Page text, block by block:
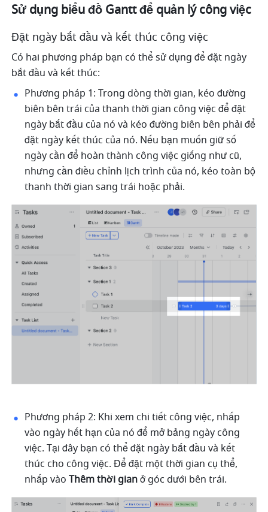
Sử dụng biểu đồ Gantt để quản lý công việc
Đặt ngày bắt đầu và kết thúc công việc
Có hai phương pháp bạn có thể sử dụng để đặt ngày
bắt đầu và kết thúc:
Phương pháp 1: Trong dòng thời gian, kéo đường
biên bên trái của thanh thời gian công việc để đặt
ngày bắt đầu của nó và kéo đường biên bên phải để
đặt ngày kết thúc của nó. Nếu bạn muốn giữ số
ngày cần để hoàn thành công việc giống như cũ,
nhưng cần điều chỉnh lịch trình của nó, kéo toàn bộ
thanh thời gian sang trái hoặc phải.
Phương pháp 2: Khi xem chi tiết công việc, nhấp
vào ngày hết hạn của nó để mở bảng ngày công
việc. Tại đây bạn có thể đặt ngày bắt đầu và kết
thúc cho công việc. Để đặt một thời gian cụ thể,
nhấp vào Thêm thời gian ở góc dưới bên trái.